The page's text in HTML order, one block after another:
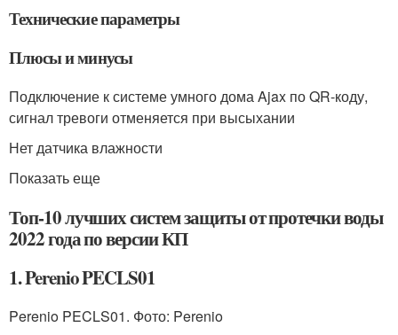
Технические параметры
Плюсы и минусы
Подключение к системе умного дома Ajax по QR-коду,
сигнал тревоги отменяется при высыхании
Нет датчика влажности
Показать еще
Топ-10 лучших систем защиты от протечки воды
2022 года по версии КП
1. Perenio PECLS01
Perenio PECLS01. Фото: Perenio